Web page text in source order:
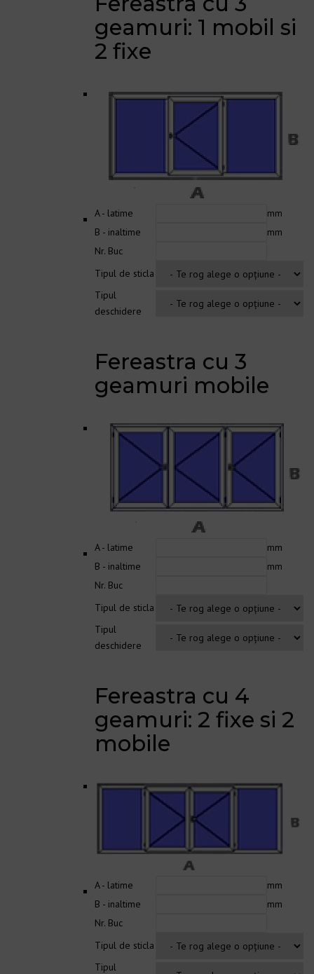
geamuri: 1 mobil si
2 fixe
A - latime
mm
B - inaltime
mm
Nr. Buc
Tipul de sticla
Tipul
deschidere
Fereastra cu 3
geamuri mobile
A - latime
mm
B - inaltime
mm
Nr. Buc
Tipul de sticla
Tipul
deschidere
Fereastra cu 4
geamuri: 2 fixe si 2
mobile
A - latime
mm
B - inaltime
mm
Nr. Buc
Tipul de sticla
Tipul